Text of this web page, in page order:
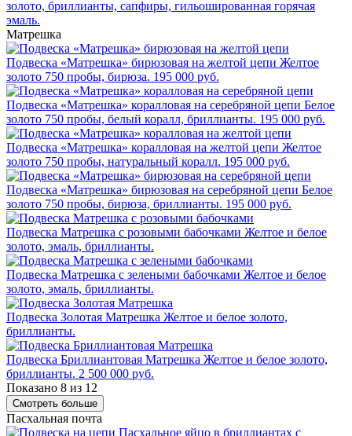
золото, бриллианты, сапфиры, гильошированная горячая
эмаль.
Матрешка
Подвеска «Матрешка» бирюзовая на желтой цепи Желтое
золото 750 пробы, бирюза. 195 000 руб.
Подвеска «Матрешка» коралловая на серебряной цепи Белое
золото 750 пробы, белый коралл, бриллианты. 195 000 руб.
Подвеска «Матрешка» коралловая на желтой цепи Желтое
золото 750 пробы, натуральный коралл. 195 000 руб.
Подвеска «Матрешка» бирюзовая на серебряной цепи Белое
золото 750 пробы, бирюза, бриллианты. 195 000 руб.
Подвеска Матрешка с розовыми бабочками Желтое и белое
золото, эмаль, бриллианты.
Подвеска Матрешка с зелеными бабочками Желтое и белое
золото, эмаль, бриллианты.
Подвеска Золотая Матрешка Желтое и белое золото,
бриллианты.
Подвеска Бриллиантовая Матрешка Желтое и белое золото,
бриллианты. 2 500 000 руб.
Показано 8 из 12
Смотреть больше
Пасхальная почта